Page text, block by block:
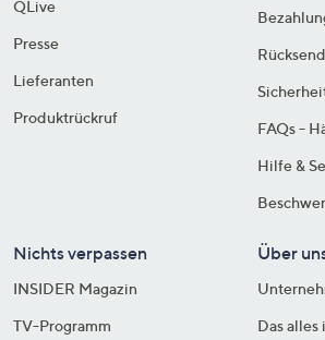
QLive
Presse
Lieferanten
Produktrückruf
FAQs -
Hilfe &
Nichts verpassen
INSIDER Magazin
TV-Programm
Über
Das alles